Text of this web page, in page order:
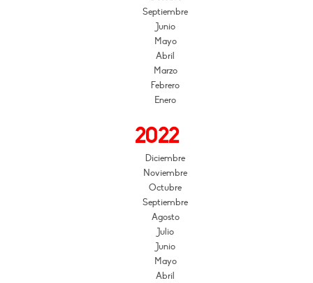
Septiembre
Junio
Mayo
Abril
Marzo
Febrero
Enero
2022
Diciembre
Noviembre
Octubre
Septiembre
Agosto
Julio
Junio
Mayo
Abril